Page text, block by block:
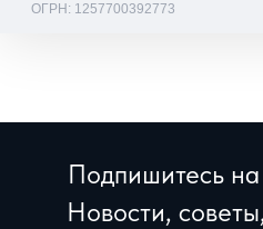
ОГРН: 1257700392773
Подпишитесь
Новости,